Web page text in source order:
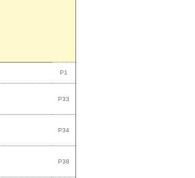
P1
P33
P34
P38